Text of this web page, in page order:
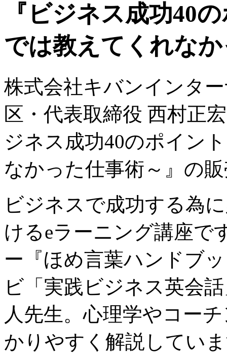
『ビジネス成功40
では教えてくれな
株式会社キバンインタ
区・代表取締役 西村正
ジネス成功40のポイン
なかった仕事術～』の
ビジネスで成功する為
けるeラーニング講座で
ー『ほめ言葉ハンドブ
ビ「実践ビジネス英会
人先生。心理学やコー
かりやすく解説してい